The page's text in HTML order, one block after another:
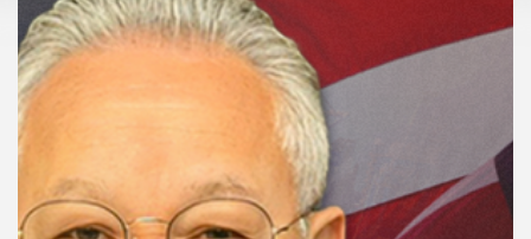
สต์
แนะนำ
เพล
ย์
สต์